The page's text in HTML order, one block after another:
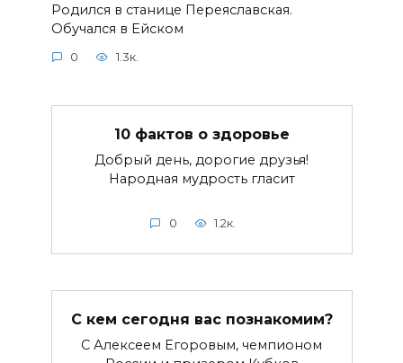
Родился в станице Переяславская.
Обучался в Ейском
0 1.3к.
10 фактов о здоровье
Добрый день, дорогие друзья!
Народная мудрость гласит
0 1.2к.
С кем сегодня вас познакомим?
С Алексеем Егоровым, чемпионом